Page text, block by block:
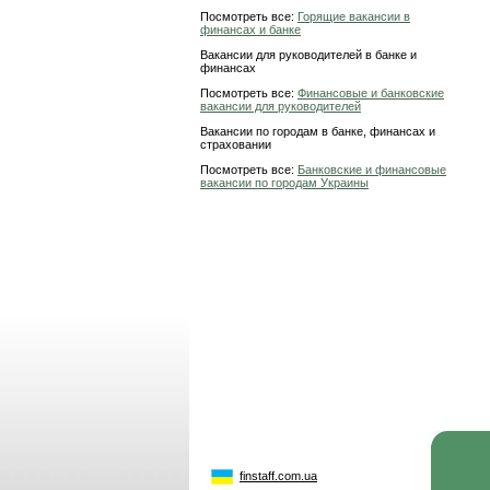
Посмотреть все: Горящие вакансии в
финансах и банке
Вакансии для руководителей в банке и
финансах
Посмотреть все: Финансовые и банковские
вакансии для руководителей
Вакансии по городам в банке, финансах и
страховании
Посмотреть все: Банковские и финансовые
вакансии по городам Украины
finstaff.com.ua